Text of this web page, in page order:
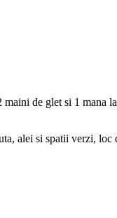
de glet si 1 mana
alei si spatii verzi, loc